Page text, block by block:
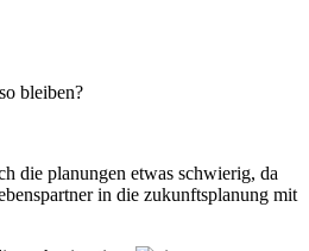
bleiben?
die planungen etwas schwierig, da
in die zukunftsplanung mit